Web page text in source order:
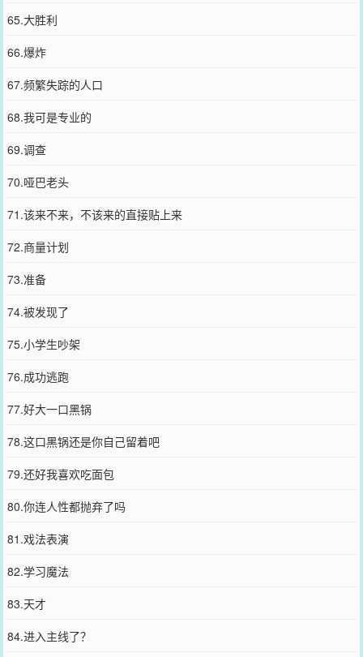
65.大胜利
66.爆炸
67.频繁失踪的人口
68.我可是专业的
69.调查
70.哑巴老头
71.该来不来，不该来的直接贴上来
72.商量计划
73.准备
74.被发现了
75.小学生吵架
76.成功逃跑
77.好大一口黑锅
78.这口黑锅还是你自己留着吧
79.还好我喜欢吃面包
80.你连人性都抛弃了吗
81.戏法表演
82.学习魔法
83.天才
84.进入主线了？